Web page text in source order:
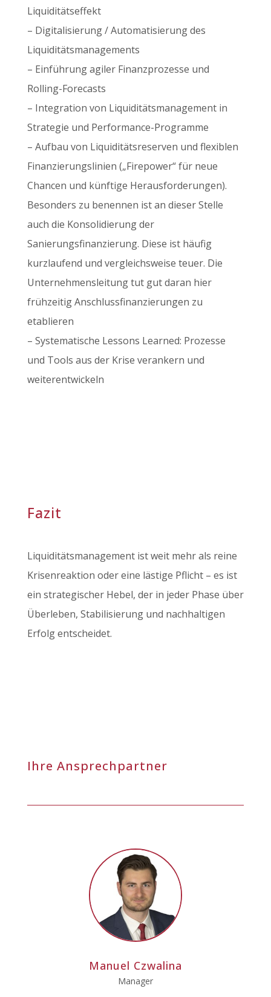
Liquiditätseffekt
– Digitalisierung / Automatisierung des
Liquiditätsmanagements
– Einführung agiler Finanzprozesse und
Rolling-Forecasts
– Integration von Liquiditätsmanagement in
Strategie und Performance-Programme
– Aufbau von Liquiditätsreserven und flexiblen
Finanzierungslinien („Firepower“ für neue
Chancen und künftige Herausforderungen).
Besonders zu benennen ist an dieser Stelle
auch die Konsolidierung der
Sanierungsfinanzierung. Diese ist häufig
kurzlaufend und vergleichsweise teuer. Die
Unternehmensleitung tut gut daran hier
frühzeitig Anschlussfinanzierungen zu
etablieren
– Systematische Lessons Learned: Prozesse
und Tools aus der Krise verankern und
weiterentwickeln
Fazit
Liquiditätsmanagement ist weit mehr als reine
Krisenreaktion oder eine lästige Pflicht – es ist
ein strategischer Hebel, der in jeder Phase über
Überleben, Stabilisierung und nachhaltigen
Erfolg entscheidet.
Ihre Ansprechpartner
Manuel Czwalina
Manager